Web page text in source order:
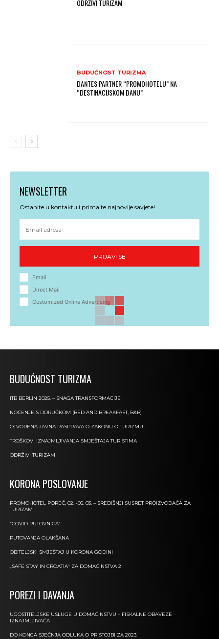
ODRŽIVI TURIZAM
BUDUĆNOST TURIZMA
DANTES PARTNER “PROMOHOTELU” NA
“DESTINACIJSKOM DANU”
NEWSLETTER
Ostanite u kontaktu i primajte najnovije savjete!
PRIJAVI SE
Email
Direct Mail
Customized Online Advertising
BUDUĆNOST TURIZMA
ITB BERLIN 2025. – SNAGA TRANSFORMACIJE
NOĆENJE S DORUČKOM (BED AND BREAKFAST, B&B)
OTVORENA JAVNA RASPRAVA O ZAKONU O TURIZMU
TROŠKOVI IZNAJMLJIVANJA SMJEŠTAJA TURISTIMA
ODRŽIVI TURIZAM
KORONA POSLOVANJE
PROMOHOTEL POREČ, 02. -05. 03. – SREDIŠNJI SUSRET PROIZVOĐAČA ZA
TURIZAM
“COVID PUTOVNICA”
PUTOVANJA OLAKŠANA
OBITELJSKI SMJEŠTAJ U KORONA GODINI
„SAFE STAY IN CROATIA“ ZA DOMAĆINSTVA 2
POREZI I DAVANJA
UGOSTITELJSKE USLUGE U DOMAĆINSTVU – FISKALNE OBAVEZE
IZNAJMLJIVAČA
DO KONCA SJEČNJA ODLUKA O PRISTOJBI ZA 2023.